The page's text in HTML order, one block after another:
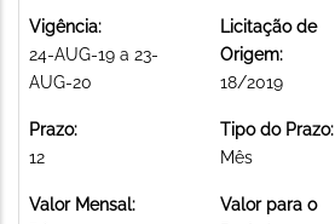
Vigência:
24-AUG-19 a 23-
AUG-20
Licitação de
Origem:
18/2019
Prazo:
12
Tipo do Prazo:
Mês
Valor Mensal:
Valor para o